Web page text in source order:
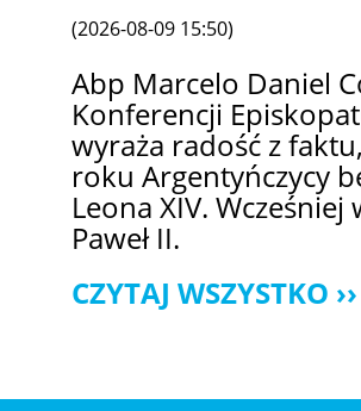
(2026-08-09 15:50)
Abp Marcelo Daniel
Konferencji
wyraża radość z
roku Argentyńczycy
Leona XIV.
Paweł II.
CZYTAJ WSZYSTKO